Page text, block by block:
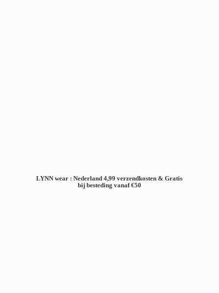
LYNN wear : Nederland 4,99 verzendkosten & Gratis
bij besteding vanaf €50